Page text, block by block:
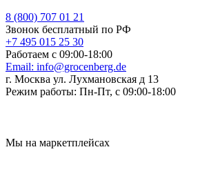
8 (800) 707 01 21
Звонок бесплатный по РФ
+7 495 015 25 30
Работаем с 09:00-18:00
Email: info@grocenberg.de
г. Москва ул. Лухмановская д 13
Режим работы: Пн-Пт, с 09:00-18:00
Мы на маркетплейсах